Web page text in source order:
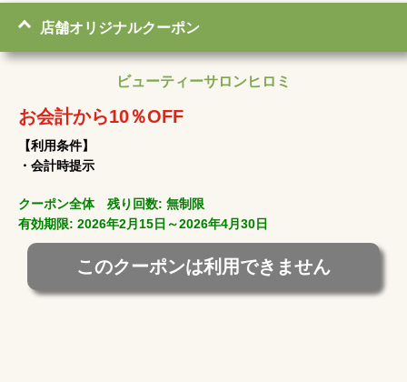
店舗オリジナルクーポン
ビューティーサロンヒロミ
お会計から10％OFF
【利用条件】
・会計時提示
クーポン全体 残り回数: 無制限
有効期限: 2026年2月15日～2026年4月30日
このクーポンは利用できません